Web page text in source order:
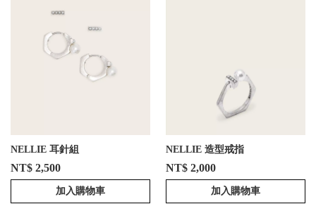
NELLIE 耳針組
NT$ 2,500
加入購物車
NELLIE 造型戒指
NT$ 2,000
加入購物車